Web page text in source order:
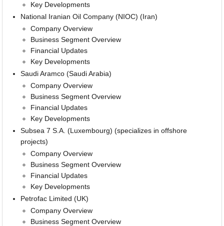
Key Developments
National Iranian Oil Company (NIOC) (Iran)
Company Overview
Business Segment Overview
Financial Updates
Key Developments
Saudi Aramco (Saudi Arabia)
Company Overview
Business Segment Overview
Financial Updates
Key Developments
Subsea 7 S.A. (Luxembourg) (specializes in offshore
projects)
Company Overview
Business Segment Overview
Financial Updates
Key Developments
Petrofac Limited (UK)
Company Overview
Business Segment Overview